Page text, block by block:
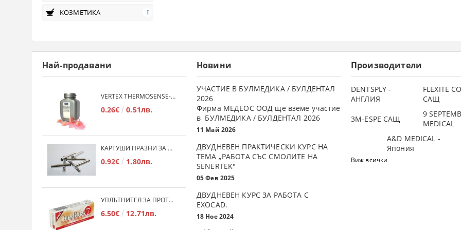
КОЗМЕТИКА
Най-продавани
VERTEX THERMOSENSE- ГРАНУЛАТ ЗА МЕКИ ПРОТЕЗИ
0.26€ 0.51лв.
КАРТУШИ ПРАЗНИ ЗА МЕКА ПЛАСТМАСА
0.92€ 1.80лв.
УПЛЪТНИТЕЛ ЗА ПРОТЕЗИ DINABASE 7
6.50€ 12.71лв.
Новини
УЧАСТИЕ В БУЛМЕДИКА / БУЛДЕНТАЛ
2026
Фирма МЕДЕОС ООД ще вземе участие
в БУЛМЕДИКА / БУЛДЕНТАЛ 2026
11 Май 2026
ДВУДНЕВЕН ПРАКТИЧЕСКИ КУРС НА
ТЕМА „РАБОТА СЪС СМОЛИТЕ НА
SENERTEK"
05 Фев 2025
ДВУДНЕВЕН КУРС ЗА РАБОТА С
ЕXOCAD.
18 Ное 2024
Производители
DENTSPLY -
АНГЛИЯ
FLEXITE
САЩ
3М-ESPE САЩ
9
MEDICAL
A&D MEDICAL -
Япония
Виж всички